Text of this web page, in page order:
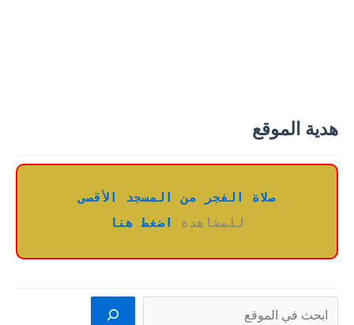
هدية الموقع
صلاة الفجر من المسجد الأقصى
للمشاهدة
اضغط هنا
البحث